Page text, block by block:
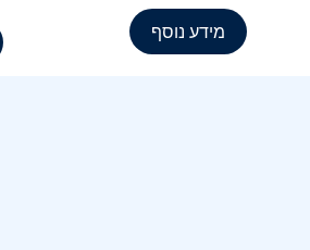
מידע נוסף